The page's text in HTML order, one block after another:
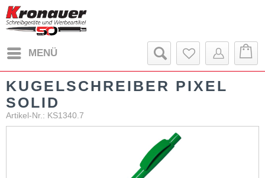
MENÜ
KUGELSCHREIBER PIXEL
SOLID
Artikel-Nr.: KS1340.7